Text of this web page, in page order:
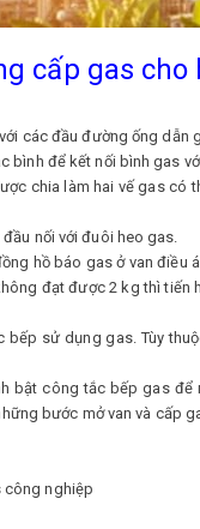
cấp gas cho
các đầu đường ống dẫn
bình để kết nối bình gas
chia làm hai vế gas
nối với đuôi heo gas.
hồ báo gas ở van
đạt được 2 kg thì
sử dụng gas. Tùy
công tắc bếp gas
bước mở van và
công nghiệp